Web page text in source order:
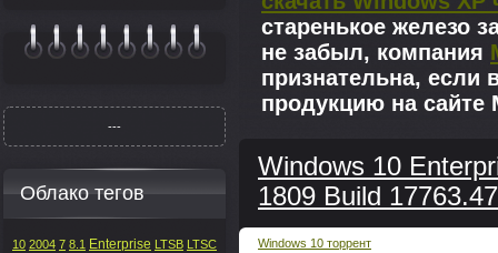
старенькое железо
не забыл, компания
признательна, если
продукцию на сайте
Windows 10
1809 Build
Windows 10 торрент
---
Облако тегов
10 2004 7 8.1 Enterprise LTSB LTSC